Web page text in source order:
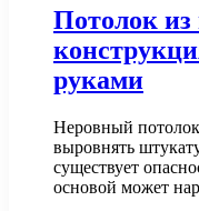
Потолок из
руками
Неровный
выровнять
существует
основой может